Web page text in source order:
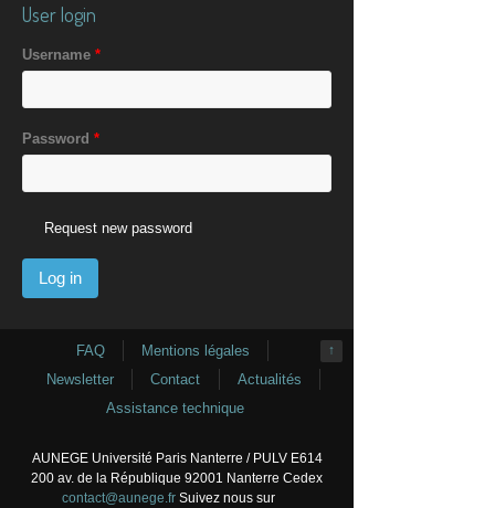
User login
Username *
Password *
Request new password
↑
FAQ
Mentions légales
Newsletter
Contact
Actualités
Assistance technique
AUNEGE Université Paris Nanterre / PULV E614
200 av. de la République 92001 Nanterre Cedex
contact@aunege.frSuivez nous sur